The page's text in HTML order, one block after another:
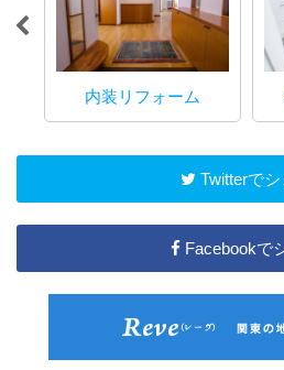
内装リフォーム
Twitterでシ
Facebookで